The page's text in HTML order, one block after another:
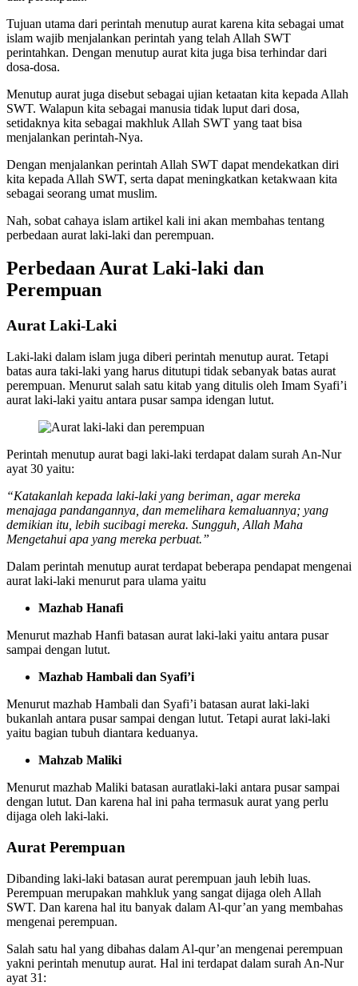
Tujuan utama dari perintah menutup aurat karena kita sebagai umat
islam wajib menjalankan perintah yang telah Allah SWT
perintahkan. Dengan menutup aurat kita juga bisa terhindar dari
dosa-dosa.
Menutup aurat juga disebut sebagai ujian ketaatan kita kepada Allah
SWT. Walapun kita sebagai manusia tidak luput dari dosa,
setidaknya kita sebagai makhluk Allah SWT yang taat bisa
menjalankan perintah-Nya.
Dengan menjalankan perintah Allah SWT dapat mendekatkan diri
kita kepada Allah SWT, serta dapat meningkatkan ketakwaan kita
sebagai seorang umat muslim.
Nah, sobat cahaya islam artikel kali ini akan membahas tentang
perbedaan aurat laki-laki dan perempuan.
Perbedaan Aurat Laki-laki dan
Perempuan
Aurat Laki-Laki
Laki-laki dalam islam juga diberi perintah menutup aurat. Tetapi
batas aura taki-laki yang harus ditutupi tidak sebanyak batas aurat
perempuan. Menurut salah satu kitab yang ditulis oleh Imam Syafi’i
aurat laki-laki yaitu antara pusar sampa idengan lutut.
Perintah menutup aurat bagi laki-laki terdapat dalam surah An-Nur
ayat 30 yaitu:
“Katakanlah kepada laki-laki yang beriman, agar mereka
menajaga pandangannya, dan memelihara kemaluannya; yang
demikian itu, lebih sucibagi mereka. Sungguh, Allah Maha
Mengetahui apa yang mereka perbuat.”
Dalam perintah menutup aurat terdapat beberapa pendapat mengenai
aurat laki-laki menurut para ulama yaitu
Mazhab Hanafi
Menurut mazhab Hanfi batasan aurat laki-laki yaitu antara pusar
sampai dengan lutut.
Mazhab Hambali dan Syafi’i
Menurut mazhab Hambali dan Syafi’i batasan aurat laki-laki
bukanlah antara pusar sampai dengan lutut. Tetapi aurat laki-laki
yaitu bagian tubuh diantara keduanya.
Mahzab Maliki
Menurut mazhab Maliki batasan auratlaki-laki antara pusar sampai
dengan lutut. Dan karena hal ini paha termasuk aurat yang perlu
dijaga oleh laki-laki.
Aurat Perempuan
Dibanding laki-laki batasan aurat perempuan jauh lebih luas.
Perempuan merupakan mahkluk yang sangat dijaga oleh Allah
SWT. Dan karena hal itu banyak dalam Al-qur’an yang membahas
mengenai perempuan.
Salah satu hal yang dibahas dalam Al-qur’an mengenai perempuan
yakni perintah menutup aurat. Hal ini terdapat dalam surah An-Nur
ayat 31: